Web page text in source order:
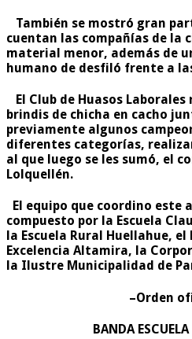
También se mostró gran
cuentan las compañías de la
material menor, además de
humano de desfiló frente a
El Club de Huasos
brindis de chicha en cacho
previamente algunos
diferentes categorías,
al que luego se les sumó, el
Lolquellén.
El equipo que coordino este
compuesto por la Escuela
la Escuela Rural Huellahue,
Excelencia Altamira, la
la Ilustre Municipalidad de
–Orden
BANDA